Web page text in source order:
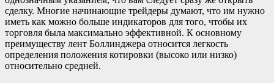
сделку. Многие начинающие трейдеры думают, что им нужно
иметь как можно больше индикаторов для того, чтобы их
торговля была максимально эффективной. К основному
преимуществу лент Боллинджера относится легкость
определения положения котировки (высоко или низко)
относительно средней.